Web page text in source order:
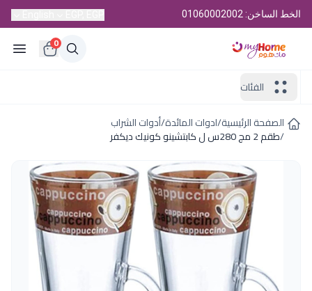
الخط الساخن: 01060002002
0
الفئات
الصفحة الرئيسية/ادوات المائدة/أدوات الشراب
/طقم 2 مج 280س ل كابتشينو كونيك ديكفر